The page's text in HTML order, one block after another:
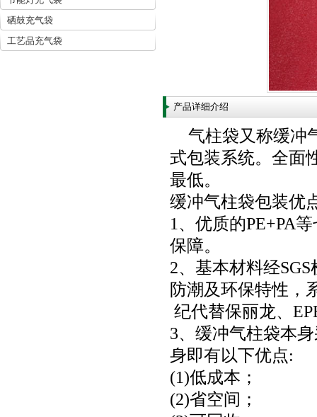
硒鼓充气袋
工艺品充气袋
产品详细介绍
气柱袋又称缓冲
式包装系统。全面
最低。
缓冲气柱袋包装优
1、优质的PE+PA
保障。
2、基本材料经
防潮及环保特性，
纪代替保丽龙、
3、缓冲气柱袋本
身即有以下优点:
(1)低成本；
(2)省空间；